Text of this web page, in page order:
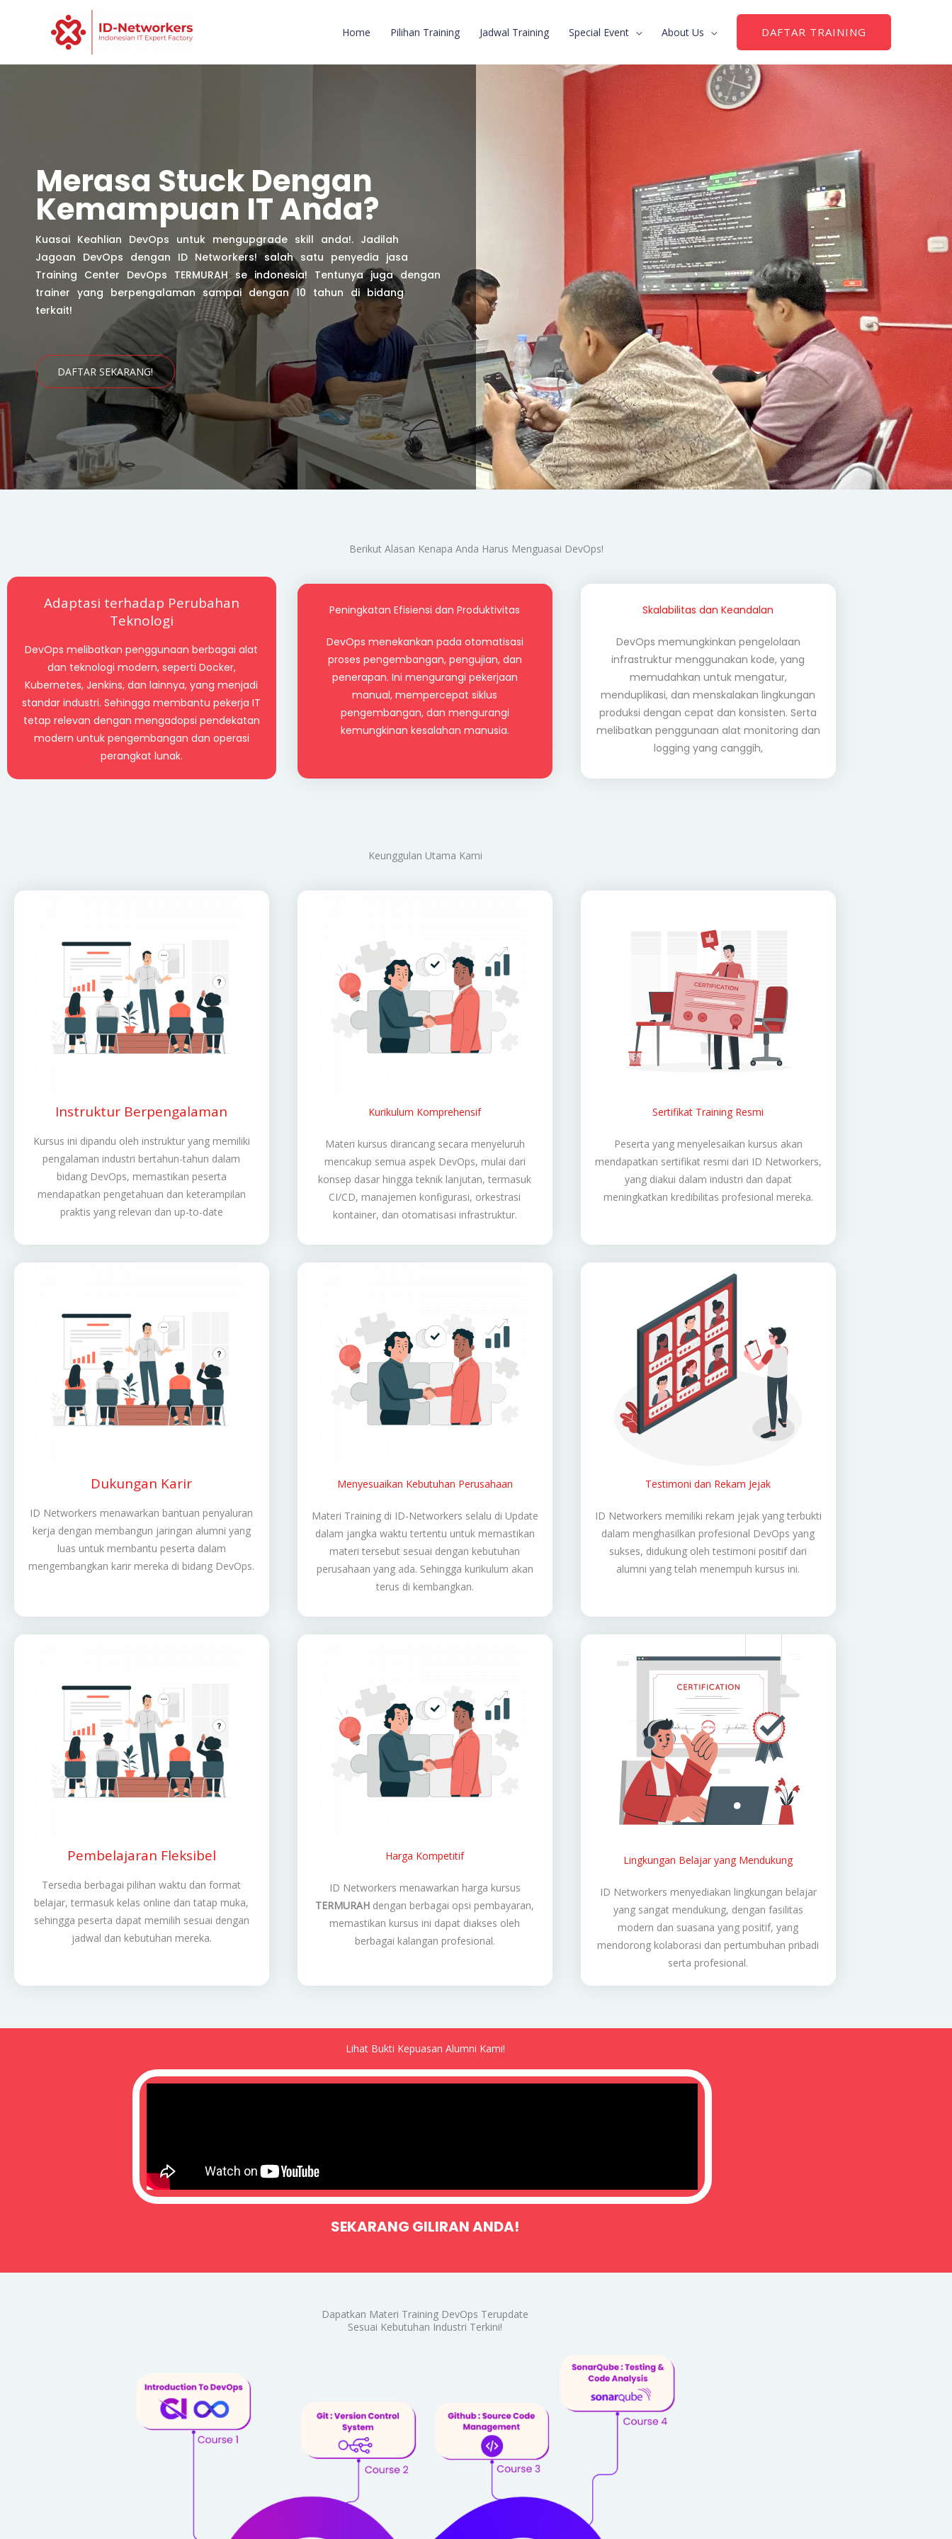
Home Pilihan Training Jadwal Training Special Event About Us DAFTAR TRAINING
Merasa Stuck Dengan
Kemampuan IT Anda?
Kuasai Keahlian DevOps untuk mengupgrade skill anda!. Jadilah
Jagoan DevOps dengan ID Networkers! salah satu penyedia jasa
Training Center DevOps TERMURAH se indonesia! Tentunya juga dengan
trainer yang berpengalaman sampai dengan 10 tahun di bidang
terkait!
DAFTAR SEKARANG!
Berikut Alasan Kenapa Anda Harus Menguasai DevOps!
Adaptasi terhadap Perubahan
Teknologi
DevOps melibatkan penggunaan berbagai alat
dan teknologi modern, seperti Docker,
Kubernetes, Jenkins, dan lainnya, yang menjadi
standar industri. Sehingga membantu pekerja IT
tetap relevan dengan mengadopsi pendekatan
modern untuk pengembangan dan operasi
perangkat lunak.
Peningkatan Efisiensi dan Produktivitas
DevOps menekankan pada otomatisasi
proses pengembangan, pengujian, dan
penerapan. Ini mengurangi pekerjaan
manual, mempercepat siklus
pengembangan, dan mengurangi
kemungkinan kesalahan manusia.
Skalabilitas dan Keandalan
DevOps memungkinkan pengelolaan
infrastruktur menggunakan kode, yang
memudahkan untuk mengatur,
menduplikasi, dan menskalakan lingkungan
produksi dengan cepat dan konsisten. Serta
melibatkan penggunaan alat monitoring dan
logging yang canggih,
Keunggulan Utama Kami
Instruktur Berpengalaman
Kursus ini dipandu oleh instruktur yang memiliki
pengalaman industri bertahun-tahun dalam
bidang DevOps, memastikan peserta
mendapatkan pengetahuan dan keterampilan
praktis yang relevan dan up-to-date
Kurikulum Komprehensif
Materi kursus dirancang secara menyeluruh
mencakup semua aspek DevOps, mulai dari
konsep dasar hingga teknik lanjutan, termasuk
CI/CD, manajemen konfigurasi, orkestrasi
kontainer, dan otomatisasi infrastruktur.
Sertifikat Training Resmi
Peserta yang menyelesaikan kursus akan
mendapatkan sertifikat resmi dari ID Networkers,
yang diakui dalam industri dan dapat
meningkatkan kredibilitas profesional mereka.
Dukungan Karir
ID Networkers menawarkan bantuan penyaluran
kerja dengan membangun jaringan alumni yang
luas untuk membantu peserta dalam
mengembangkan karir mereka di bidang DevOps.
Menyesuaikan Kebutuhan Perusahaan
Materi Training di ID-Networkers selalu di Update
dalam jangka waktu tertentu untuk memastikan
materi tersebut sesuai dengan kebutuhan
perusahaan yang ada. Sehingga kurikulum akan
terus di kembangkan.
Testimoni dan Rekam Jejak
ID Networkers memiliki rekam jejak yang terbukti
dalam menghasilkan profesional DevOps yang
sukses, didukung oleh testimoni positif dari
alumni yang telah menempuh kursus ini.
Pembelajaran Fleksibel
Tersedia berbagai pilihan waktu dan format
belajar, termasuk kelas online dan tatap muka,
sehingga peserta dapat memilih sesuai dengan
jadwal dan kebutuhan mereka.
Harga Kompetitif
ID Networkers menawarkan harga kursus
TERMURAH dengan berbagai opsi pembayaran,
memastikan kursus ini dapat diakses oleh
berbagai kalangan profesional.
Lingkungan Belajar yang Mendukung
ID Networkers menyediakan lingkungan belajar
yang sangat mendukung, dengan fasilitas
modern dan suasana yang positif, yang
mendorong kolaborasi dan pertumbuhan pribadi
serta profesional.
Lihat Bukti Kepuasan Alumni Kami!
SEKARANG GILIRAN ANDA!
Dapatkan Materi Training DevOps Terupdate
Sesuai Kebutuhan Industri Terkini!